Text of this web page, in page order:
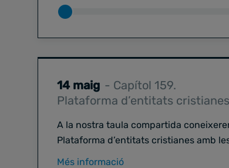
14 maig - Capítol 159.
Plataforma d’entitats
A la nostra taula compartida
Plataforma d’entitats cristianes amb
Més informació